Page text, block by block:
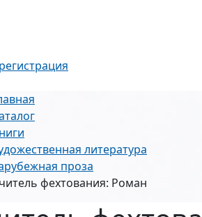
литература
проза
фехтования: Роман